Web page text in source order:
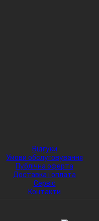
Відгуки
Умови обслуговування
Публічна оферта
Доставка і оплата
Сервіс
Контакти